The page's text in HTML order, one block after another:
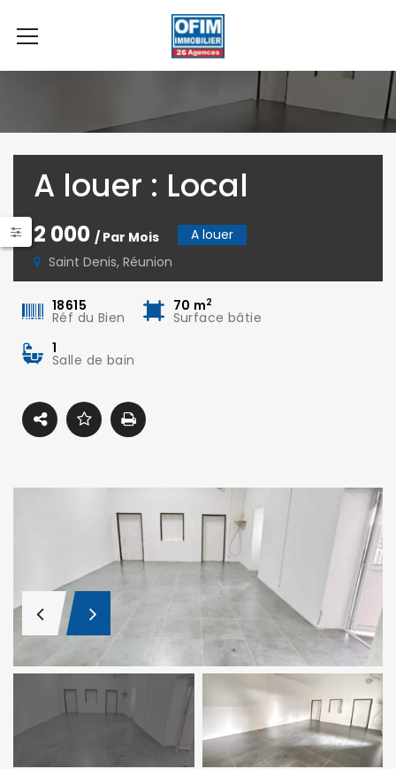
A louer : Local
commercial ou
professionnel
d’environ 70 m², Rue
Mazagran à Saint-
Denis.
2 000 / Par Mois
A louer
Saint Denis, Réunion
18615
Réf du Bien
70 m2
Surface bâtie
1
Salle de bain